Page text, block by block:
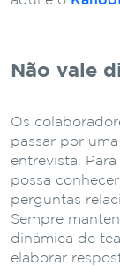
Não vale
Os
passar por
entrevista.
possa
perguntas
Sempre
dinâmica de
elaborar